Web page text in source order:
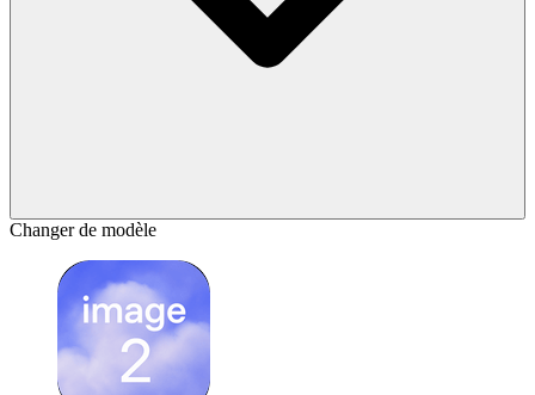
Changer de modèle